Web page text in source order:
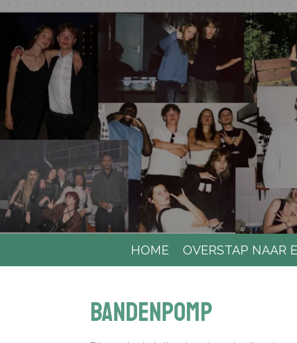
Ga
naar
de
hoofdinhoud
HOME OVERSTAP NAAR
Bandenpomp